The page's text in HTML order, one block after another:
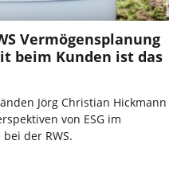
Vermögensplanung
beim Kunden ist das
Jörg Christian Hickmann
von ESG im
der RWS.